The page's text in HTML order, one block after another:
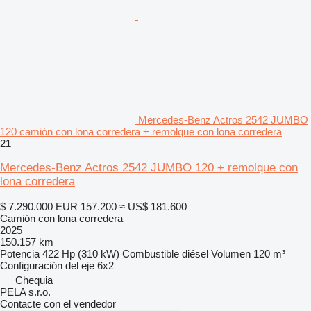
Mercedes-Benz Actros 2542 JUMBO
120 camión con lona corredera + remolque con lona corredera
21
Mercedes-Benz Actros 2542 JUMBO 120 + remolque con
lona corredera
$ 7.290.000 EUR 157.200 ≈ US$ 181.600
Camión con lona corredera
2025
150.157 km
Potencia 422 Hp (310 kW) Combustible diésel Volumen 120 m³
Configuración del eje 6x2
Chequia
PELA s.r.o.
Contacte con el vendedor